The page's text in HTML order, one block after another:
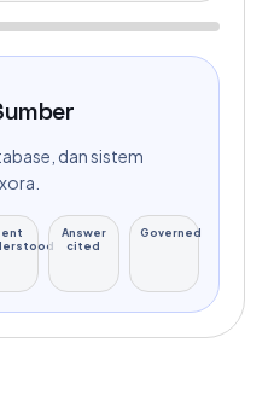
dan sistem
Answer
cited
Governed